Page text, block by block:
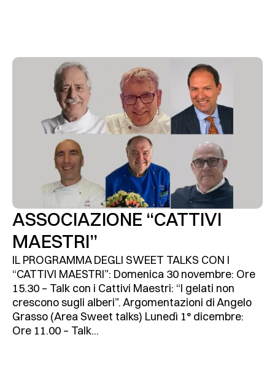
ASSOCIAZIONE “CATTIVI
MAESTRI”
IL PROGRAMMA DEGLI SWEET TALKS CON I
“CATTIVI MAESTRI”: Domenica 30 novembre: Ore
15.30 – Talk con i Cattivi Maestri: “I gelati non
crescono sugli alberi”. Argomentazioni di Angelo
Grasso (Area Sweet talks) Lunedì 1° dicembre:
Ore 11.00 – Talk...